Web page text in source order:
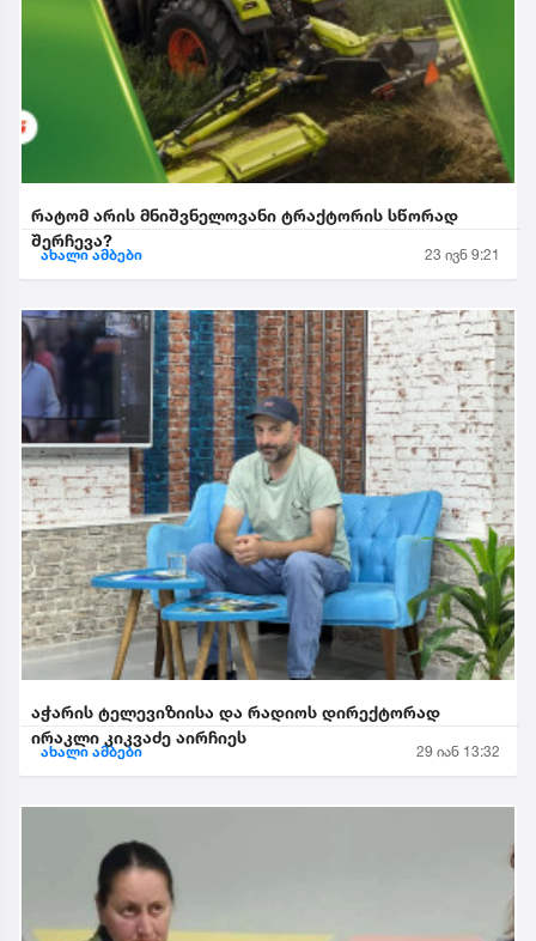
რატომ არის მნიშვნელოვანი ტრაქტორის სწორად
შერჩევა?
ახალი ამბები 23 ივნ 9:21
აჭარის ტელევიზიისა და რადიოს დირექტორად
ირაკლი კიკვაძე აირჩიეს
ახალი ამბები 29 იან 13:32